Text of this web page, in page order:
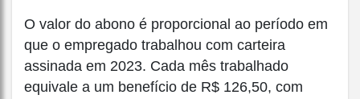
O valor do abono é proporcional ao período em
que o empregado trabalhou com carteira
assinada em 2023. Cada mês trabalhado
equivale a um benefício de R$ 126,50, com